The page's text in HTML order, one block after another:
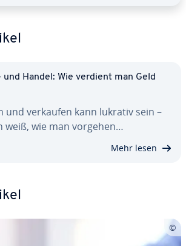
und Handel: Wie verdient man Geld
und verkaufen kann lukrativ sein –
weiß, wie man vorgehen…
Mehr lesen